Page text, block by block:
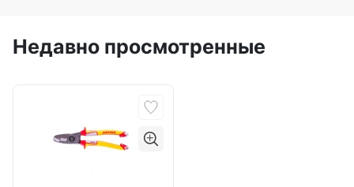
Недавно просмотренные